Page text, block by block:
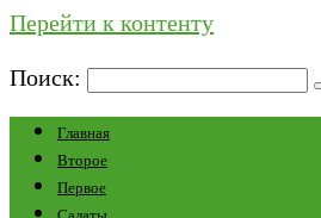
Перейти к контенту
Поиск:
Главная
Второе
Первое